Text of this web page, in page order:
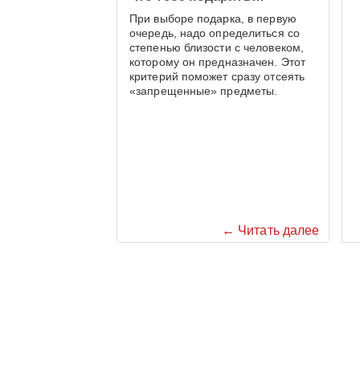
← Читать далее
При выборе подарка, в первую
очередь, надо определиться со
степенью близости с человеком,
которому он предназначен. Этот
критерий поможет сразу отсеять
«запрещенные» предметы.